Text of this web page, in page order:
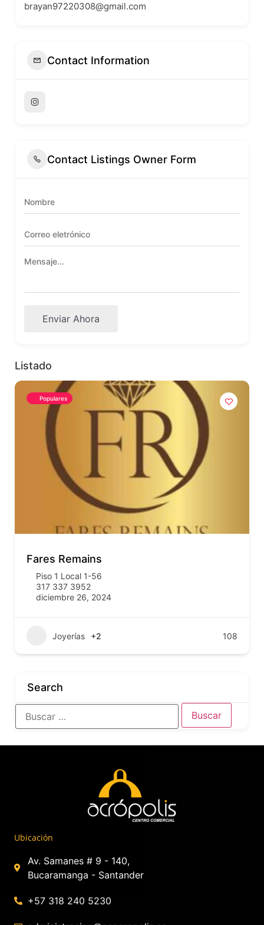
brayan97220308@gmail.com
Contact Information
Contact Listings Owner Form
Enviar Ahora
Listado
Populares
Fares Remains
Piso 1 Local 1-56
317 337 3952
diciembre 26, 2024
Joyerías +2 108
Search
Ubicación
Av. Samanes # 9 - 140,
Bucaramanga - Santander
+57 318 240 5230